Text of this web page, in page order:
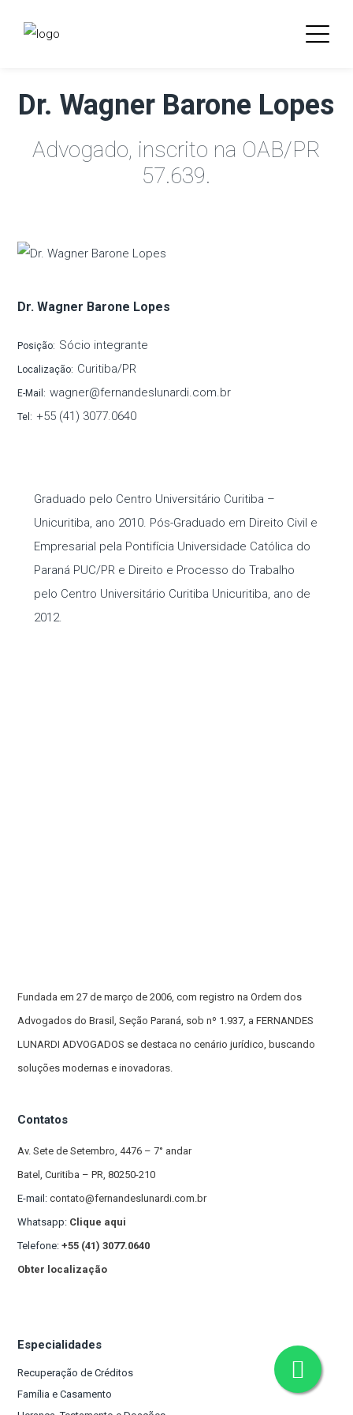
Dr. Wagner Barone Lopes
Advogado, inscrito na OAB/PR
57.639.
Dr. Wagner Barone Lopes
Posição: Sócio integrante
Localização: Curitiba/PR
E-Mail: wagner@fernandeslunardi.com.br
Tel: +55 (41) 3077.0640
Graduado pelo Centro Universitário Curitiba –
Unicuritiba, ano 2010. Pós-Graduado em Direito Civil e
Empresarial pela Pontifícia Universidade Católica do
Paraná PUC/PR e Direito e Processo do Trabalho
pelo Centro Universitário Curitiba Unicuritiba, ano de
2012.
Fundada em 27 de março de 2006, com registro na Ordem dos
Advogados do Brasil, Seção Paraná, sob nº 1.937, a FERNANDES
LUNARDI ADVOGADOS se destaca no cenário jurídico, buscando
soluções modernas e inovadoras.
Contatos
Av. Sete de Setembro, 4476 – 7° andar
Batel, Curitiba – PR, 80250-210
E-mail: contato@fernandeslunardi.com.br
Whatsapp: Clique aqui
Telefone: +55 (41) 3077.0640
Obter localização
Especialidades
Recuperação de Créditos
Família e Casamento